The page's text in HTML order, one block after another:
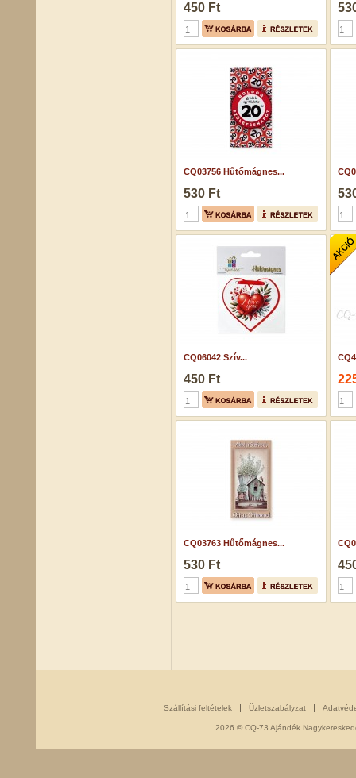
450 Ft
CQ03756 Hűtőmágnes...
530 Ft
CQ06042 Szív...
450 Ft
CQ03763 Hűtőmágnes...
530 Ft
Szállítási feltételek Üzletszabályzat
2026 © CQ-73 Ajándék